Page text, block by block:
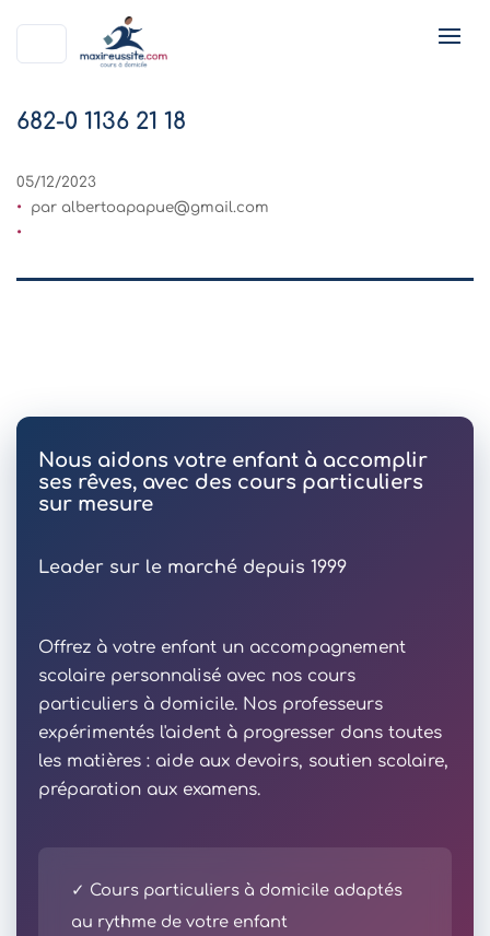
682-0 1136 21 18
05/12/2023
par albertoapapue@gmail.com
Nous aidons votre enfant à accomplir
ses rêves, avec des cours particuliers
sur mesure
Leader sur le marché depuis 1999
Offrez à votre enfant un accompagnement
scolaire personnalisé avec nos cours
particuliers à domicile. Nos professeurs
expérimentés l'aident à progresser dans toutes
les matières : aide aux devoirs, soutien scolaire,
préparation aux examens.
✓ Cours particuliers à domicile adaptés
au rythme de votre enfant